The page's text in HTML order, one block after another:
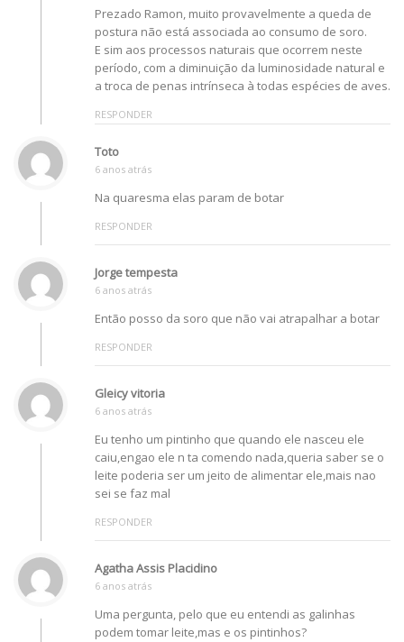
Prezado Ramon, muito provavelmente a queda de
postura não está associada ao consumo de soro.
E sim aos processos naturais que ocorrem neste
período, com a diminuição da luminosidade natural e
a troca de penas intrínseca à todas espécies de aves.
RESPONDER
Toto
6 anos atrás
Na quaresma elas param de botar
RESPONDER
Jorge tempesta
6 anos atrás
Então posso da soro que não vai atrapalhar a botar
RESPONDER
Gleicy vitoria
6 anos atrás
Eu tenho um pintinho que quando ele nasceu ele
caiu,engao ele n ta comendo nada,queria saber se o
leite poderia ser um jeito de alimentar ele,mais nao
sei se faz mal
RESPONDER
Agatha Assis Placidino
6 anos atrás
Uma pergunta, pelo que eu entendi as galinhas
podem tomar leite,mas e os pintinhos?